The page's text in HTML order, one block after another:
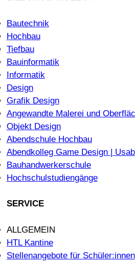
Bautechnik
Hochbau
Tiefbau
Bauinformatik
Informatik
Design
Grafik Design
Angewandte Malerei und
Objekt Design
Abendschule Hochbau
Abendkolleg Game Design |
Bauhandwerkerschule
Hochschulstudiengänge
SERVICE
ALLGEMEIN
HTL Kantine
Stellenangebote für Schüler:innen